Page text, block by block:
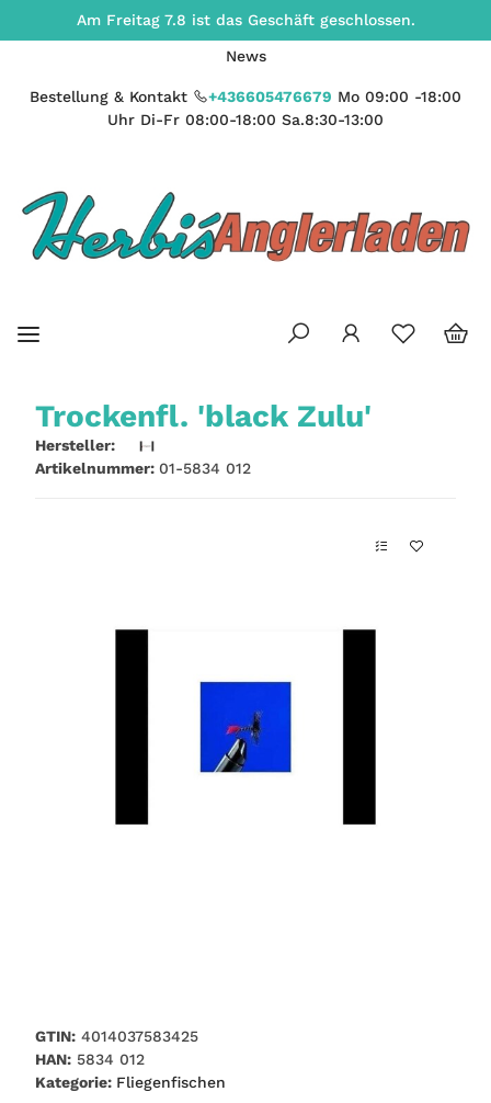
Am Freitag 7.8 ist das Geschäft geschlossen.
News
Bestellung & Kontakt +436605476679 Mo 09:00 -18:00
Uhr Di-Fr 08:00-18:00 Sa.8:30-13:00
Trockenfl. 'black Zulu'
Hersteller:
Artikelnummer: 01-5834 012
GTIN: 4014037583425
HAN: 5834 012
Kategorie: Fliegenfischen